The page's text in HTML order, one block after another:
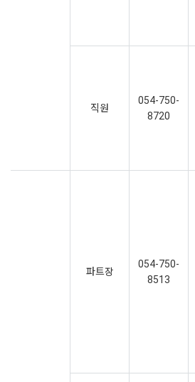
직원
054-750-
8720
파트장
054-750-
8513